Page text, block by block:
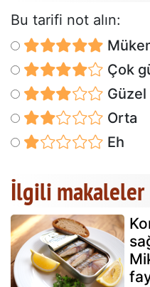
Bu tarifi not alın:
Çok
Güzel
Orta
Eh
İlgili makaleler